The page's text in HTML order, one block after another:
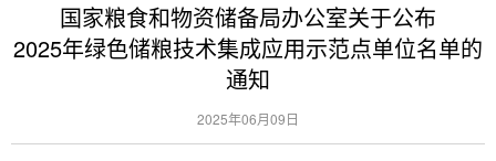
国家粮食和物资储备局办公室关于公布
2025年绿色储粮技术集成应用示范点单位名单的
通知
2025年06月09日